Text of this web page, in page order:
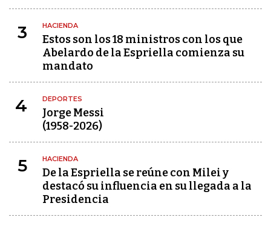
3 HACIENDA
Estos son los 18 ministros con los que
Abelardo de la Espriella comienza su
mandato
4 DEPORTES
Jorge Messi
(1958-2026)
5 HACIENDA
De la Espriella se reúne con Milei y
destacó su influencia en su llegada a la
Presidencia